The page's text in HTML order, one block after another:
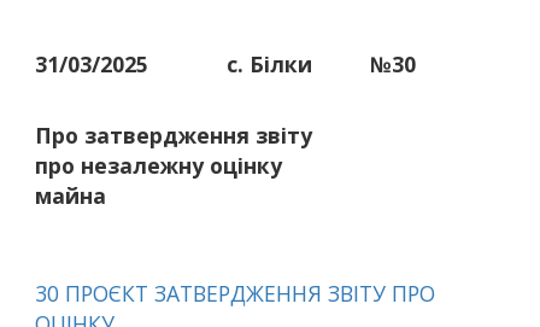
31/03/2025 с. Білки №30
Про затвердження звіту
про незалежну оцінку
майна
30 ПРОЄКТ ЗАТВЕРДЖЕННЯ ЗВІТУ ПРО